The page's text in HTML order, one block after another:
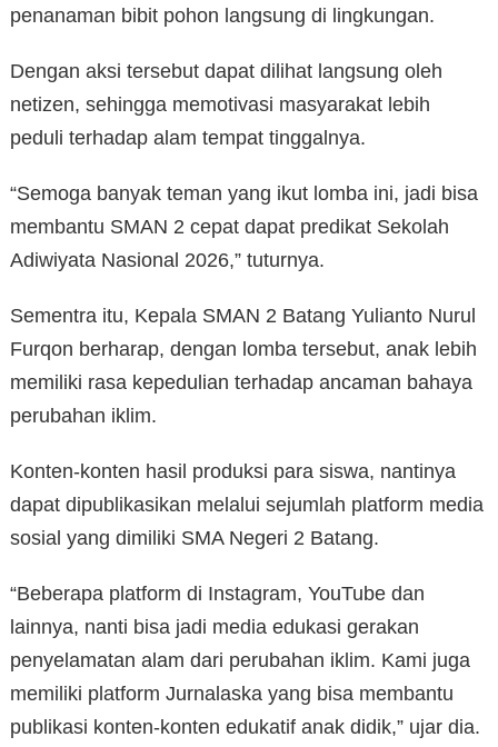
penanaman bibit pohon langsung di lingkungan.
Dengan aksi tersebut dapat dilihat langsung oleh
netizen, sehingga memotivasi masyarakat lebih
peduli terhadap alam tempat tinggalnya.
“Semoga banyak teman yang ikut lomba ini, jadi bisa
membantu SMAN 2 cepat dapat predikat Sekolah
Adiwiyata Nasional 2026,” tuturnya.
Sementra itu, Kepala SMAN 2 Batang Yulianto Nurul
Furqon berharap, dengan lomba tersebut, anak lebih
memiliki rasa kepedulian terhadap ancaman bahaya
perubahan iklim.
Konten-konten hasil produksi para siswa, nantinya
dapat dipublikasikan melalui sejumlah platform media
sosial yang dimiliki SMA Negeri 2 Batang.
“Beberapa platform di Instagram, YouTube dan
lainnya, nanti bisa jadi media edukasi gerakan
penyelamatan alam dari perubahan iklim. Kami juga
memiliki platform Jurnalaska yang bisa membantu
publikasi konten-konten edukatif anak didik,” ujar dia.